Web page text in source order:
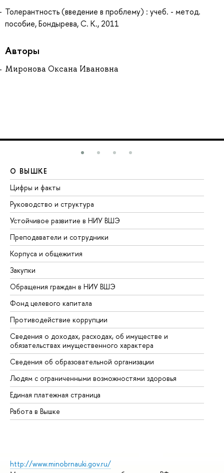
Толерантность (введение в проблему) : учеб. - метод.
пособие, Бондырева, С. К., 2011
Авторы
Миронова Оксана Ивановна
О ВЫШКЕ
Цифры и факты
Руководство и структура
Устойчивое развитие в НИУ ВШЭ
Преподаватели и сотрудники
Корпуса и общежития
Закупки
Обращения граждан в НИУ ВШЭ
Фонд целевого капитала
Противодействие коррупции
Сведения о доходах, расходах, об имуществе и
обязательствах имущественного характера
Сведения об образовательной организации
Людям с ограниченными возможностями здоровья
Единая платежная страница
Работа в Вышке
http://www.minobrnauki.gov.ru/